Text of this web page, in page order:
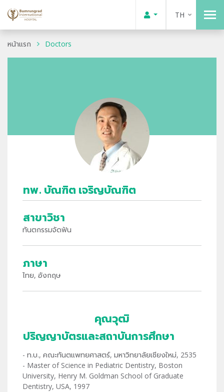
TH
หน้าแรก Doctors
ทพ. บัณฑิต เจริญบัณฑิต
สาขาวิชา
ทันตกรรมจัดฟัน
ภาษา
ไทย, อังกฤษ
คุณวุฒิ
ปริญญาบัตรและสถาบันการศึกษา
- ท.บ., คณะทันตแพทยศาสตร์, มหาวิทยาลัยเชียงใหม่, 2535
- Master of Science in Pediatric Dentistry, Boston
University, Henry M. Goldman School of Graduate
Dentistry, USA, 1997